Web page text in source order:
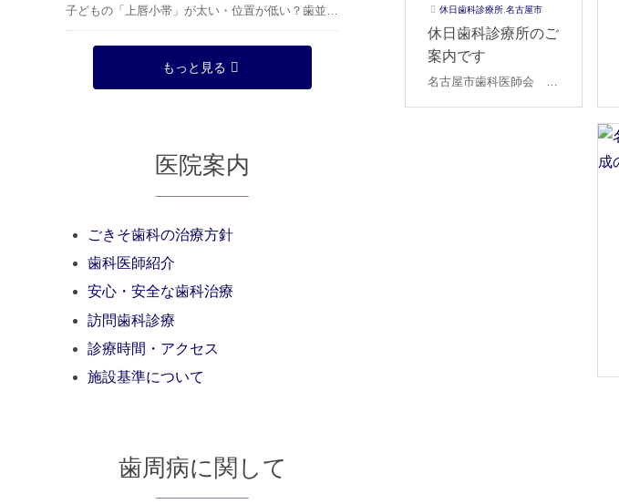
休日歯科診療所,名古屋市2
2
2
ご
そ
休日歯科診療所のご
案内です
名古屋市歯科医師会 名
年
日
科
子どもの「上唇小帯」が太い・位置が低い？歯並び
への影響と上顎の発育の関係 子どもの仕上げ磨き
をしているとき、上の前歯の歯茎から唇に伸びる筋
（上唇小帯）が太かったり、歯と歯のすぐ近くまで
もっと見る
医院案内
ごきそ歯科の治療方針
歯科医師紹介
安心・安全な歯科治療
訪問歯科診療
診療時間・アクセス
施設基準について
歯周病に関して